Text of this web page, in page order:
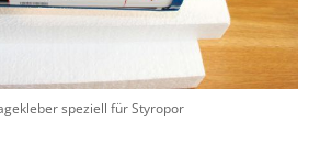
speziell für Styropor